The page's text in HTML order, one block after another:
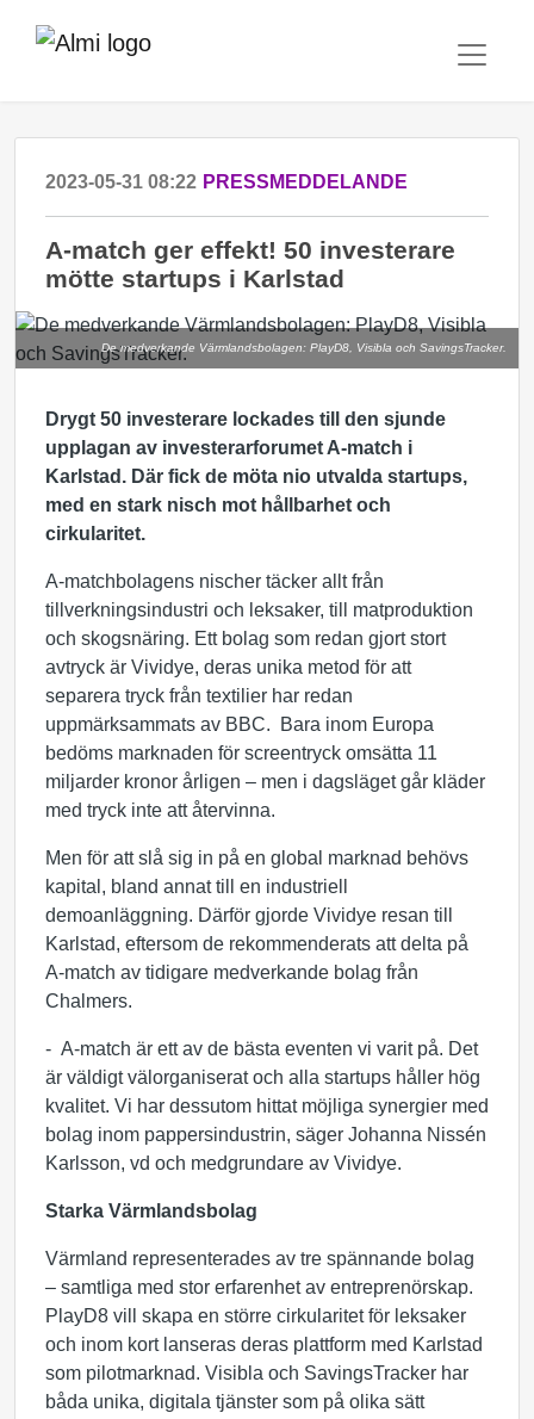
2023-05-31 08:22 PRESSMEDDELANDE
A-match ger effekt! 50 investerare
mötte startups i Karlstad
De medverkande Värmlandsbolagen: PlayD8, Visibla och SavingsTracker.
Drygt 50 investerare lockades till den sjunde
upplagan av investerarforumet A-match i
Karlstad. Där fick de möta nio utvalda startups,
med en stark nisch mot hållbarhet och
cirkularitet.
A-matchbolagens nischer täcker allt från
tillverkningsindustri och leksaker, till matproduktion
och skogsnäring. Ett bolag som redan gjort stort
avtryck är Vividye, deras unika metod för att
separera tryck från textilier har redan
uppmärksammats av BBC. Bara inom Europa
bedöms marknaden för screentryck omsätta 11
miljarder kronor årligen – men i dagsläget går kläder
med tryck inte att återvinna.
Men för att slå sig in på en global marknad behövs
kapital, bland annat till en industriell
demoanläggning. Därför gjorde Vividye resan till
Karlstad, eftersom de rekommenderats att delta på
A-match av tidigare medverkande bolag från
Chalmers.
- A-match är ett av de bästa eventen vi varit på. Det
är väldigt välorganiserat och alla startups håller hög
kvalitet. Vi har dessutom hittat möjliga synergier med
bolag inom pappersindustrin, säger Johanna Nissén
Karlsson, vd och medgrundare av Vividye.
Starka Värmlandsbolag
Värmland representerades av tre spännande bolag
– samtliga med stor erfarenhet av entreprenörskap.
PlayD8 vill skapa en större cirkularitet för leksaker
och inom kort lanseras deras plattform med Karlstad
som pilotmarknad. Visibla och SavingsTracker har
båda unika, digitala tjänster som på olika sätt